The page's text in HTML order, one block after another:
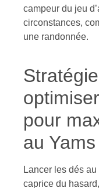
campeur du jeu
circonstances,
une randonnée.
pour
au Yams
Lancer les dés
caprice du